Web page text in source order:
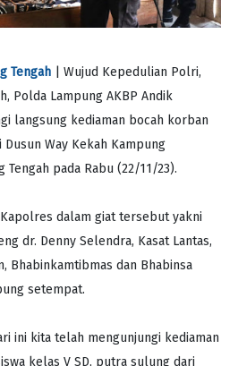
Tengah| Wujud Kepedulian Polri,
Polda Lampung AKBP Andik
langsung kediaman bocah korban
Way Kekah Kampung
Tengah pada Rabu (22/11/23).
dalam giat tersebut yakni
dr. Denny Selendra, Kasat Lantas,
Bhabinkamtibmas dan Bhabinsa
setempat.
ini kita telah mengunjungi kediaman
kelas V SD, putra sulung dari